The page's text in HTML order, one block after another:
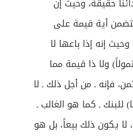
حقيقة، وحيث إن
أية قيمة على
وحيث إنه إذا باعها لا
ولا ذا قيمة مما
فإنه ـ من أجل ذلك ـ لا
للبنك ـ كما هو الغالب ـ
لا يكون ذلك بيعاً، بل هو